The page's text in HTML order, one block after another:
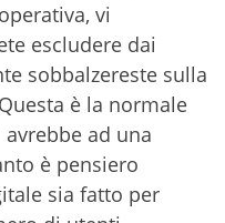
vi
escludere dai
sobbalzereste sulla
è la normale
ad una
è pensiero
sia fatto per